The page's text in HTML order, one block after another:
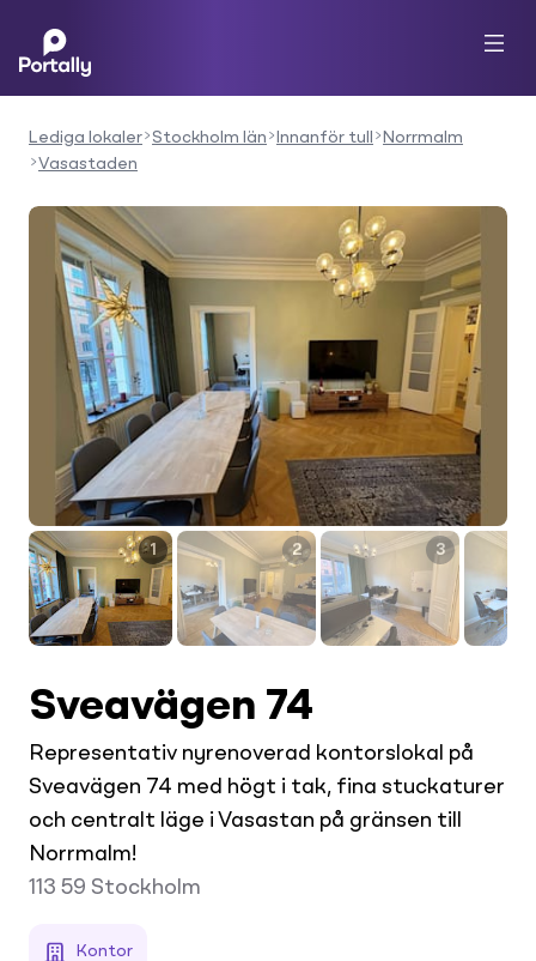
Lediga lokaler Stockholm län Innanför tull
Norrmalm
Vasastaden
1 2 3
Sveavägen 74
Representativ nyrenoverad kontorslokal på
Sveavägen 74 med högt i tak, fina stuckaturer
och centralt läge i Vasastan på gränsen till
Norrmalm!
113 59 Stockholm
Kontor